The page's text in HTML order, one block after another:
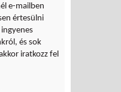
e-mailben
értesülni
és sok
iratkozz fel